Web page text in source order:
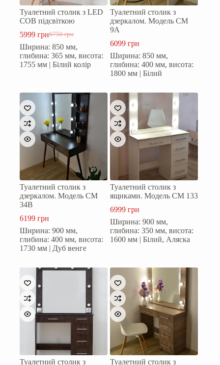
Туалетний столик з LED
COB підсвіткою
6750грн
Оригінальна
ціна:
6750 грн.
5999 грнПоточна
ціна:
5999 грн.
Ширина: 850 мм,
глибина: 365 мм, висота:
1755 мм | Білий колір
Туалетний столик з
дзеркалом. Модель СМ
9А
6099грн
Ширина: 850 мм,
глибина: 400 мм, висота:
1800 мм | Білий
Туалетний столик з
дзеркалом. Модель СМ
34В
6199 грн
Ширина: 900 мм,
глибина: 400 мм, висота:
1730 мм | Дуб венге
Туалетний столик з
ящиками. Модель СМ 133
6999грн
Ширина: 900 мм,
глибина: 350 мм, висота:
1600 мм | Білий, Аляска
Туалетний столик з
Туалетний столик з